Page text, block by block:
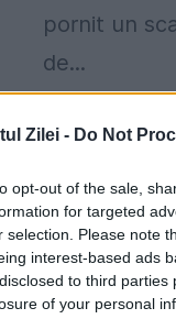
Zilei - Do Not
opt-out of the sale,
for targeted
selection. Please note
interest-based ads
to third
of your personal
pornit un
de...
EVZ
pușcării: